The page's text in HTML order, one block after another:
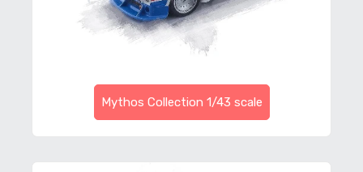
Mythos Collection 1/43 scale